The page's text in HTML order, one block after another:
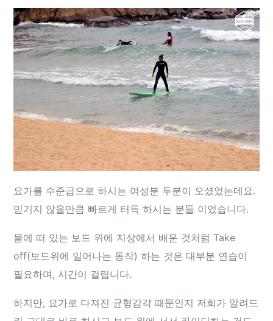
요가를 수준급으로 하시는 여성분 두분이 오셨었는데요.
믿기지 않을만큼 빠르게 터득 하시는 분들 이었습니다.
물에 떠 있는 보드 위에 지상에서 배운 것처럼 Take
off(보드위에 일어나는 동작) 하는 것은 대부분 연습이
필요하며, 시간이 걸립니다.
하지만, 요가로 다져진 균형감각 때문인지 저희가 알려드